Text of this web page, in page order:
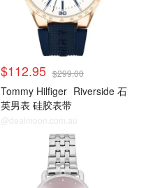
$112.95 $299.00
Tommy Hilfiger Riverside 石
英男表 硅胶表带
@dealmoon.com.au